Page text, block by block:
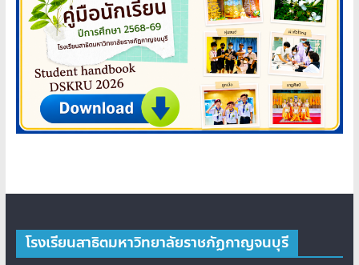
โรงเรียนสาธิตมหาวิทยาลัยราชภัฏกาญจนบุรี